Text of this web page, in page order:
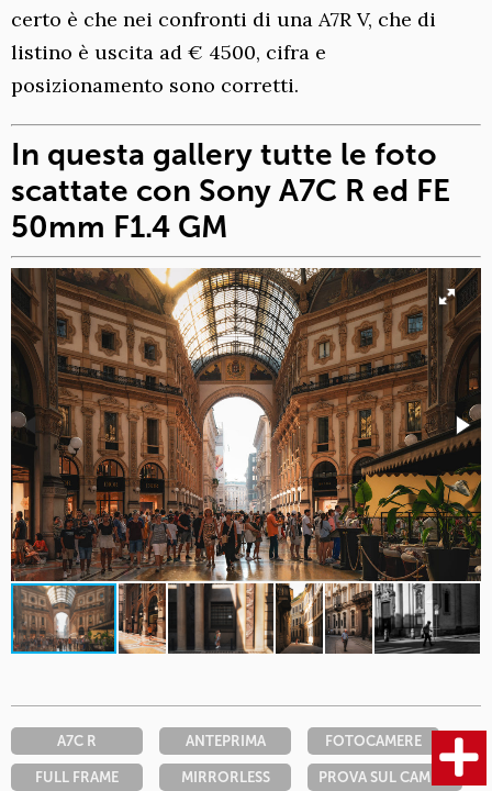
certo è che nei confronti di una A7R V, che di
listino è uscita ad € 4500, cifra e
posizionamento sono corretti.
In questa gallery tutte le foto
scattate con Sony A7C R ed FE
50mm F1.4 GM
A7C R ANTEPRIMA FOTOCAMERE
FULL FRAME MIRRORLESS PROVA SUL CAMPO